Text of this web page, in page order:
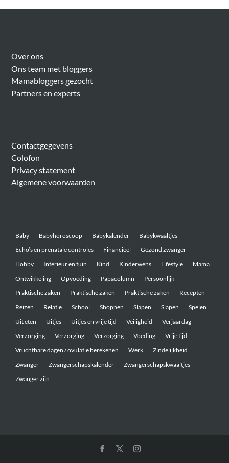
Over ons
Ons team met bloggers
Mamabloggers gezocht
Partners en experts
Contactgegevens
Colofon
Privacy statement
Algemene voorwaarden
Baby Babyhoroscoop Babykalender
Babykwaaltjes
Echo’s en prenatale controles
Financieel
Gezond zwanger
Hobby
Interieur en tuin Kind Kinderwens Lifestyle
Mama
Ontwikkeling
Opvoeding Papacolumn
Persoonlijk
Praktische zaken
Praktische zaken Praktische zaken
Recepten
Reizen
Relatie School Shoppen Slapen Slapen
Spelen
Uit eten
Uitjes Uitjes en vrije tijd Veiligheid
Verjaardag
Verzorging
Verzorging Verzorging Voeding
Vrije tijd
Vruchtbare dagen / ovulatie berekenen
Werk
Zindelijkheid
Zwanger
Zwangerschapskalender
Zwangerschapskwaaltjes
Zwanger zijn